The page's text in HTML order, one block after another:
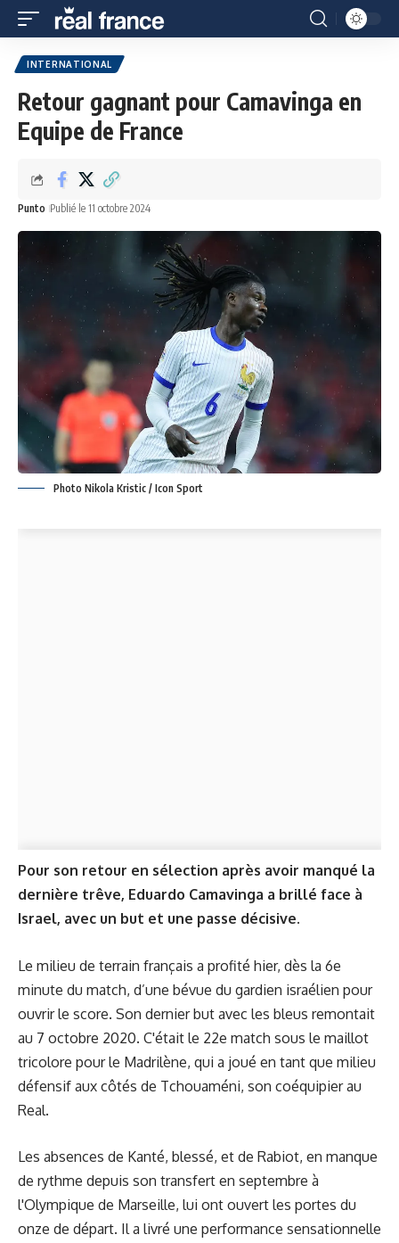
INTERNATIONAL
Retour gagnant pour Camavinga en
Equipe de France
Punto Publié le 11 octobre 2024
Photo Nikola Kristic / Icon Sport
Pour son retour en sélection après avoir manqué la
dernière trêve, Eduardo Camavinga a brillé face à
Israel, avec un but et une passe décisive.
Le milieu de terrain français a profité hier, dès la 6e
minute du match, d’une bévue du gardien israélien pour
ouvrir le score. Son dernier but avec les bleus remontait
au 7 octobre 2020. C'était le 22e match sous le maillot
tricolore pour le Madrilène, qui a joué en tant que milieu
défensif aux côtés de Tchouaméni, son coéquipier au
Real.
Les absences de Kanté, blessé, et de Rabiot, en manque
de rythme depuis son transfert en septembre à
l'Olympique de Marseille, lui ont ouvert les portes du
onze de départ. Il a livré une performance sensationnelle